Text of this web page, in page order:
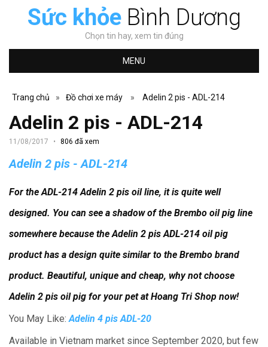
Sức khỏeBình Dương
Chọn tin hay, xem tin đúng
MENU
Trang chủ » Đồ chơi xe máy » Adelin 2 pis - ADL-214
Adelin 2 pis - ADL-214
11/08/2017 806 đã xem
Adelin 2 pis - ADL-214
For the ADL-214 Adelin 2 pis oil line, it is quite well
designed. You can see a shadow of the Brembo oil pig line
somewhere because the Adelin 2 pis ADL-214 oil pig
product has a design quite similar to the Brembo brand
product. Beautiful, unique and cheap, why not choose
Adelin 2 pis oil pig for your pet at Hoang Tri Shop now!
You May Like:Adelin 4 pis ADL-20
Available in Vietnam market since September 2020, but few